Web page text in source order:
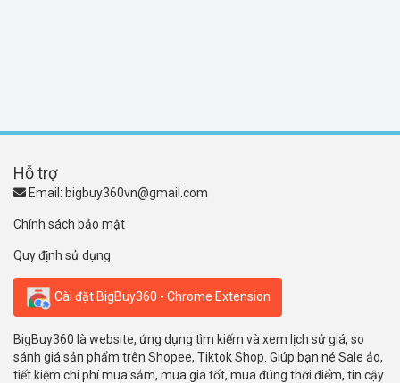
Hỗ trợ
Email: bigbuy360vn@gmail.com
Chính sách bảo mật
Quy định sử dụng
Cài đặt BigBuy360 - Chrome Extension
BigBuy360 là website, ứng dụng tìm kiếm và xem lịch sử giá, so
sánh giá sản phẩm trên Shopee, Tiktok Shop. Giúp bạn né Sale ảo,
tiết kiệm chi phí mua sắm, mua giá tốt, mua đúng thời điểm, tin cậy